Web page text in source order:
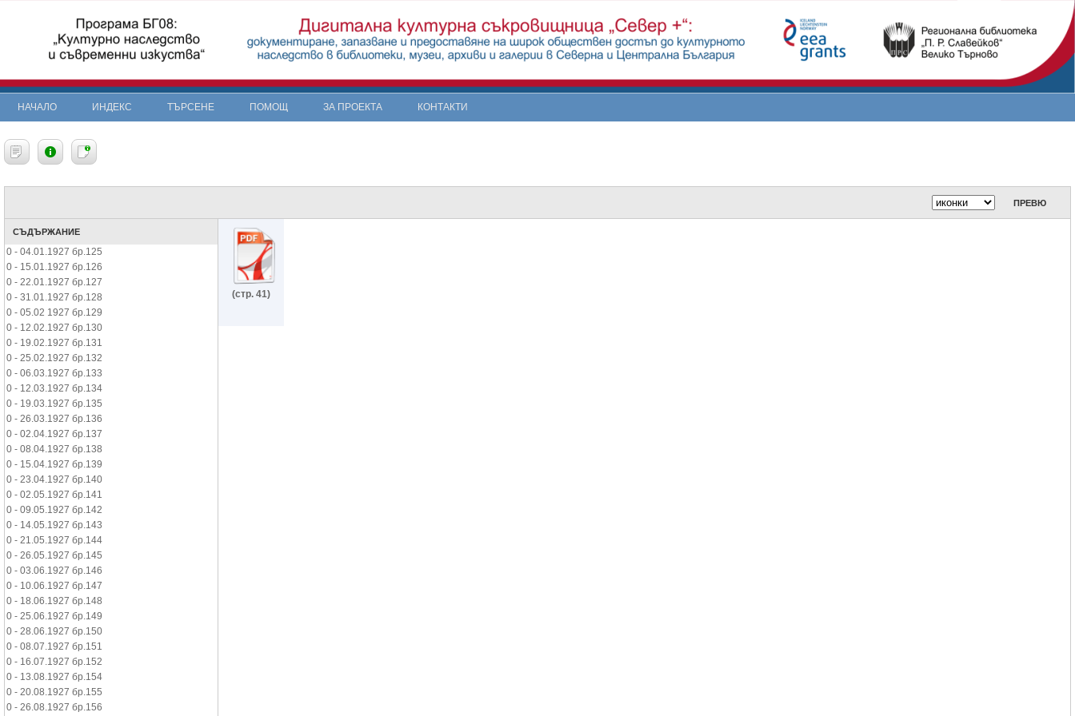
НАЧАЛО ИНДЕКС ТЪРСЕНЕ ПОМОЩ ЗА ПРОЕКТА КОНТАКТИ
ПРЕВЮ
СЪДЪРЖАНИЕ
0 - 04.01.1927 бр.125
0 - 15.01.1927 бр.126
0 - 22.01.1927 бр.127
0 - 31.01.1927 бр.128
0 - 05.02 1927 бр.129
0 - 12.02.1927 бр.130
0 - 19.02.1927 бр.131
0 - 25.02.1927 бр.132
0 - 06.03.1927 бр.133
0 - 12.03.1927 бр.134
0 - 19.03.1927 бр.135
0 - 26.03.1927 бр.136
0 - 02.04.1927 бр.137
0 - 08.04.1927 бр.138
0 - 15.04.1927 бр.139
0 - 23.04.1927 бр.140
0 - 02.05.1927 бр.141
0 - 09.05.1927 бр.142
0 - 14.05.1927 бр.143
0 - 21.05.1927 бр.144
0 - 26.05.1927 бр.145
0 - 03.06.1927 бр.146
0 - 10.06.1927 бр.147
0 - 18.06.1927 бр.148
0 - 25.06.1927 бр.149
0 - 28.06.1927 бр.150
0 - 08.07.1927 бр.151
0 - 16.07.1927 бр.152
0 - 13.08.1927 бр.154
0 - 20.08.1927 бр.155
0 - 26.08.1927 бр.156
(стр. 41)